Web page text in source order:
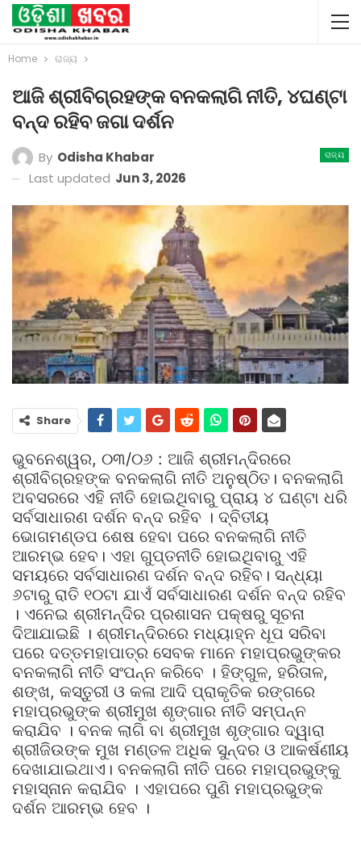
Home ରାଜ୍ୟ
ଆଜି ଶ୍ରୀବିଗ୍ରହଙ୍କ ବନକଲାଗି ନୀତି, ୪ଘଣ୍ଟା
ବନ୍ଦ ରହିବ ଜଗା ଦର୍ଶନ
ରାଜ୍ୟ
By Odisha Khabar
Last updated Jun 3, 2026
Share
ଭୁବନେଶ୍ୱର, ୦୩/୦୬ : ଆଜି ଶ୍ରୀମନ୍ଦିରରେ
ଶ୍ରୀବିଗ୍ରହଙ୍କ ବନକଲାଗି ନୀତି ଅନୁଷ୍ଠିତ। ବନକଲାଗି
ଅବସରରେ ଏହି ନୀତି ହୋଇଥିବାରୁ ପ୍ରାୟ ୪ ଘଣ୍ଟା ଧରି
ସର୍ବସାଧାରଣ ଦର୍ଶନ ବନ୍ଦ ରହିବ । ଦ୍ବିତୀୟ
ଭୋଗମଣ୍ଡପ ଶେଷ ହେବା ପରେ ବନକଲାଗି ନୀତି
ଆରମ୍ଭ ହେବ। ଏହା ଗୁପ୍ତନୀତି ହୋଇଥିବାରୁ ଏହି
ସମୟରେ ସର୍ବସାଧାରଣ ଦର୍ଶନ ବନ୍ଦ ରହିବ। ସନ୍ଧ୍ୟା
୬ଟାରୁ ରାତି ୧୦ଟା ଯାଏଁ ସର୍ବସାଧାରଣ ଦର୍ଶନ ବନ୍ଦ ରହିବ
। ଏନେଇ ଶ୍ରୀମନ୍ଦିର ପ୍ରଶାସନ ପକ୍ଷରୁ ସୂଚନା
ଦିଆଯାଇଛି । ଶ୍ରୀମନ୍ଦିରରେ ମଧ୍ୟାହ୍ନ ଧୂପ ସରିବା
ପରେ ଦତ୍ତମହାପାତ୍ର ସେବକ ମାନେ ମହାପ୍ରଭୁଙ୍କର
ବନକଲାଗି ନୀତି ସଂପନ୍ନ କରିବେ । ହିଙ୍ଗୁଳ, ହରିତାଳ,
ଶଙ୍ଖ, କସ୍ତୁରୀ ଓ କଳା ଆଦି ପ୍ରାକୃତିକ ରଙ୍ଗରେ
ମହାପ୍ରଭୁଙ୍କ ଶ୍ରୀମୁଖ ଶୃଙ୍ଗାର ନୀତି ସମ୍ପନ୍ନ
କରାଯିବ । ବନକ ଲାଗି ବା ଶ୍ରୀମୁଖ ଶୃଙ୍ଗାର ଦ୍ୱାରା
ଶ୍ରୀଜିଉଙ୍କ ମୁଖ ମଣ୍ତଳ ଅଧିକ ସୁନ୍ଦର ଓ ଆକର୍ଷଣୀୟ
ଦେଖାଯାଇଥାଏ। ବନକଲାଗି ନୀତି ପରେ ମହାପ୍ରଭୁଙ୍କୁ
ମହାସ୍ନାନ କରାଯିବ । ଏହାପରେ ପୁଣି ମହାପ୍ରଭୁଙ୍କ
ଦର୍ଶନ ଆରମ୍ଭ ହେବ ।